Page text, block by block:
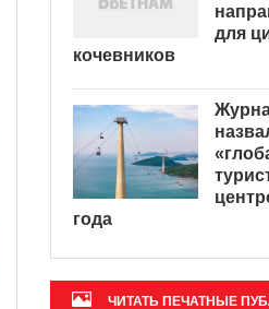
для
кочевников
года
ЧИТАТЬ ПЕЧАТНЫЕ